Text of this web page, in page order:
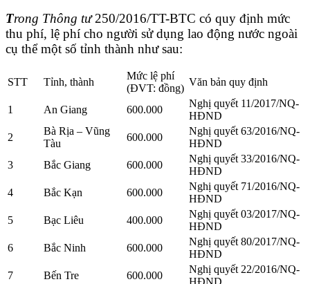
Trong Thông tư250/2016/TT-BTC có quy định mức
thu phí, lệ phí cho người sử dụng lao động nước ngoài
cụ thể một số tỉnh thành như sau:
STT Tỉnh, thành
Mức lệ phí
(ĐVT: đồng)
Văn bản quy định
1 An Giang 600.000
Nghị quyết 11/2017/NQ-
HĐND
2
Bà Rịa – Vũng
Tàu
600.000
Nghị quyết 63/2016/NQ-
HĐND
3
Bắc Giang 600.000
Nghị quyết 33/2016/NQ-
HĐND
4
Bắc Kạn 600.000
Nghị quyết 71/2016/NQ-
HĐND
5
Bạc Liêu 400.000
Nghị quyết 03/2017/NQ-
HĐND
6
Bắc Ninh 600.000
Nghị quyết 80/2017/NQ-
HĐND
7
Bến Tre 600.000
Nghị quyết 22/2016/NQ-
HĐND